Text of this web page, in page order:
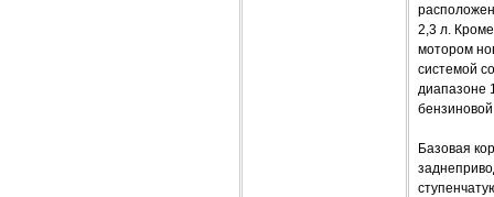
2,3 л.
мотором
системой
диапазоне
Базовая